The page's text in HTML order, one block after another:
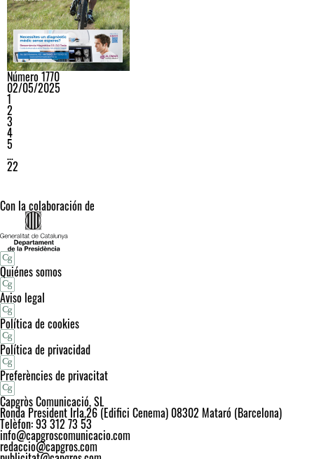
Número 1770
02/05/2025
1
2
3
4
5
…
22
Con la colaboración de
Quiénes somos
Aviso legal
Política de cookies
Política de privacidad
Preferències de privacitat
Capgròs Comunicació, SL
Ronda President Irla,26 (Edifici Cenema) 08302 Mataró (Barcelona)
Telèfon: 93 312 73 53
info@capgroscomunicacio.com
redaccio@capgros.com